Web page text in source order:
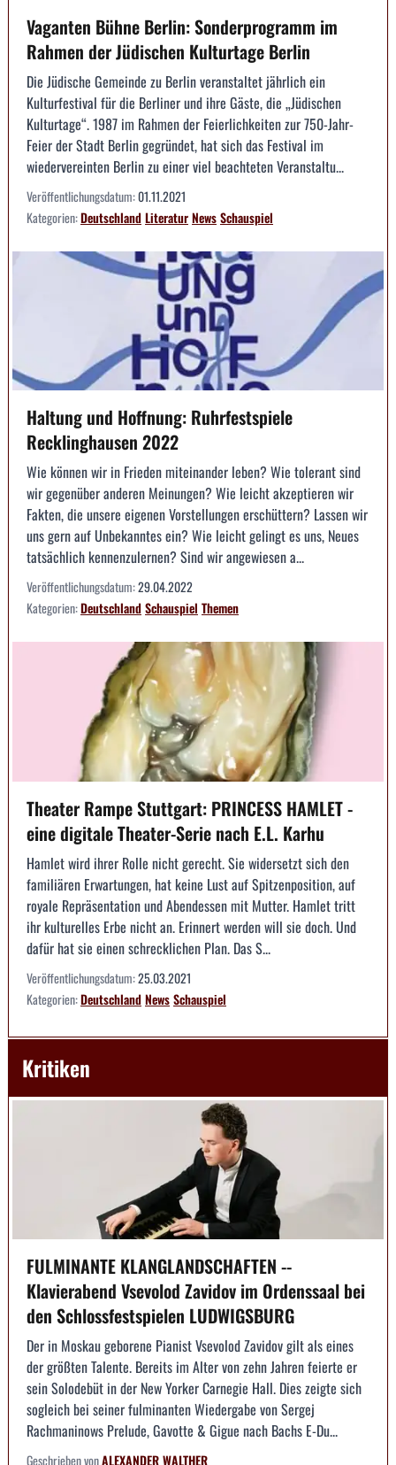
Vaganten Bühne Berlin: Sonderprogramm im
Rahmen der Jüdischen Kulturtage Berlin
Die Jüdische Gemeinde zu Berlin veranstaltet jährlich ein
Kulturfestival für die Berliner und ihre Gäste, die „Jüdischen
Kulturtage“. 1987 im Rahmen der Feierlichkeiten zur 750-Jahr-
Feier der Stadt Berlin gegründet, hat sich das Festival im
wiedervereinten Berlin zu einer viel beachteten Veranstaltu...
Veröffentlichungsdatum:01.11.2021
Kategorien:DeutschlandLiteraturNewsSchauspiel
Haltung und Hoffnung: Ruhrfestspiele
Recklinghausen 2022
Wie können wir in Frieden miteinander leben? Wie tolerant sind
wir gegenüber anderen Meinungen? Wie leicht akzeptieren wir
Fakten, die unsere eigenen Vorstellungen erschüttern? Lassen wir
uns gern auf Unbekanntes ein? Wie leicht gelingt es uns, Neues
tatsächlich kennenzulernen? Sind wir angewiesen a...
Veröffentlichungsdatum:29.04.2022
Kategorien:DeutschlandSchauspiel Themen
Theater Rampe Stuttgart: PRINCESS HAMLET -
eine digitale Theater-Serie nach E.L. Karhu
Hamlet wird ihrer Rolle nicht gerecht. Sie widersetzt sich den
familiären Erwartungen, hat keine Lust auf Spitzenposition, auf
royale Repräsentation und Abendessen mit Mutter. Hamlet tritt
ihr kulturelles Erbe nicht an. Erinnert werden will sie doch. Und
dafür hat sie einen schrecklichen Plan. Das S...
Veröffentlichungsdatum:25.03.2021
Kategorien:DeutschlandNewsSchauspiel
Kritiken
FULMINANTE KLANGLANDSCHAFTEN --
Klavierabend Vsevolod Zavidov im Ordenssaal bei
den Schlossfestspielen LUDWIGSBURG
Der in Moskau geborene Pianist Vsevolod Zavidov gilt als eines
der größten Talente. Bereits im Alter von zehn Jahren feierte er
sein Solodebüt in der New Yorker Carnegie Hall. Dies zeigte sich
sogleich bei seiner fulminanten Wiedergabe von Sergej
Rachmaninows Prelude, Gavotte & Gigue nach Bachs E-Du...
Geschrieben vonALEXANDER WALTHER